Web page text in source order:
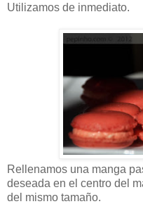
Utilizamos de inmediato.
Rellenamos una manga
deseada en el centro del
del mismo tamaño.